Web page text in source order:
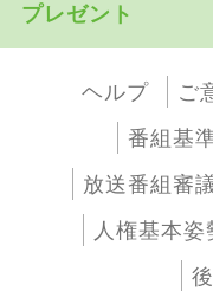
プレゼント
ヘルプ ご
番組基
放送番組審
人権基本姿